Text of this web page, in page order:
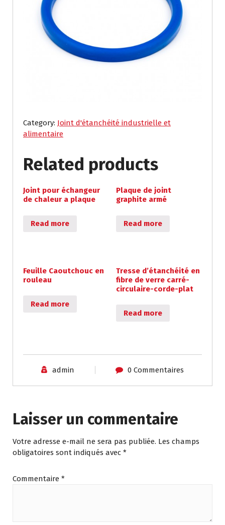
Category: Joint d'étanchéité industrielle et
alimentaire
Related products
Joint pour échangeur
de chaleur a plaque
Read more
Plaque de joint
graphite armé
Read more
Feuille Caoutchouc en
rouleau
Read more
Tresse d’étanchéité en
fibre de verre carré-
circulaire-corde-plat
Read more
admin 0 Commentaires
Laisser un commentaire
Votre adresse e-mail ne sera pas publiée. Les champs
obligatoires sont indiqués avec *
Commentaire *